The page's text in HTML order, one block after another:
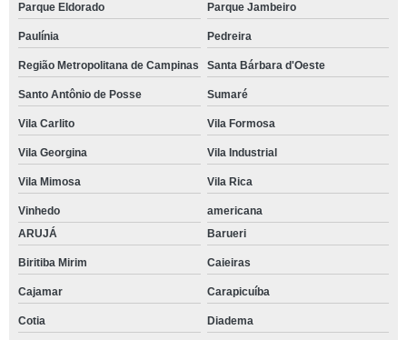
Parque Eldorado Parque Jambeiro
Paulínia Pedreira
Região Metropolitana de Campinas Santa Bárbara d'Oeste
Santo Antônio de Posse Sumaré
Vila Carlito Vila Formosa
Vila Georgina Vila Industrial
Vila Mimosa Vila Rica
Vinhedo
americana
ARUJÁ
Barueri
Biritiba Mirim Caieiras
Cajamar Carapicuíba
Cotia Diadema